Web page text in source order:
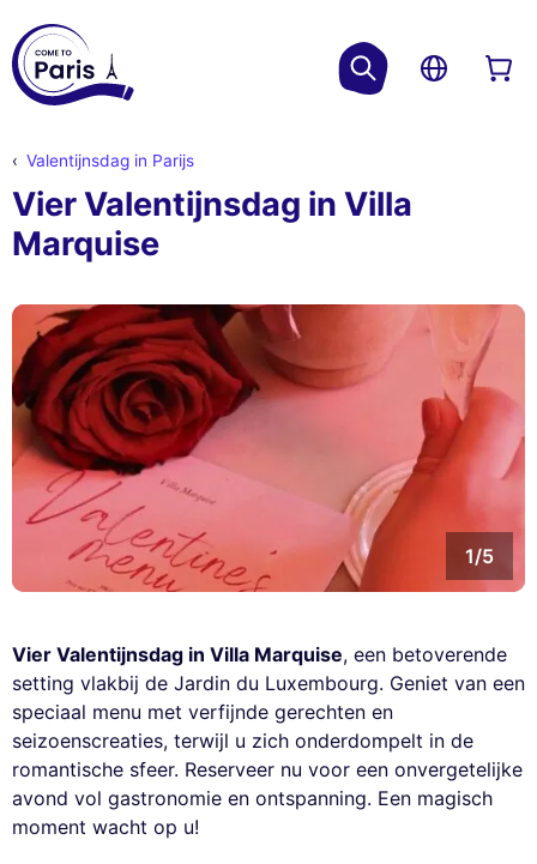
Valentijnsdag in Parijs
Vier Valentijnsdag in Villa
Marquise
1/5
Vier Valentijnsdag in Villa Marquise, een betoverende
setting vlakbij de Jardin du Luxembourg. Geniet van een
speciaal menu met verfijnde gerechten en
seizoenscreaties, terwijl u zich onderdompelt in de
romantische sfeer. Reserveer nu voor een onvergetelijke
avond vol gastronomie en ontspanning. Een magisch
moment wacht op u!